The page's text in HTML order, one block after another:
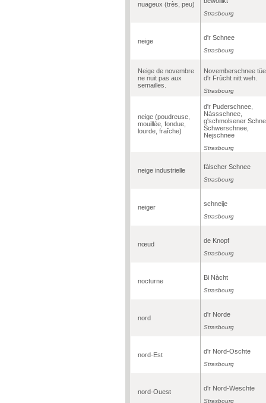
nuageux (très, peu)
Strasbourg
neige d'r Schnee
Strasbourg
Neige de novembre
ne nuit pas aux
semailles.
Novemberschnee
d'r Frùcht nitt weh.
Strasbourg
neige (poudreuse,
mouillée, fondue,
lourde, fraîche)
d'r Puderschnee,
Nàssschnee,
g'schmolsener
Schwerschnee,
Nejschnee
Strasbourg
neige industrielle fàlscher Schnee
Strasbourg
neiger schneije
Strasbourg
nœud de Knopf
Strasbourg
nocturne Bi Nàcht
Strasbourg
nord d'r Norde
Strasbourg
nord-Est d'r Nord-Oschte
Strasbourg
nord-Ouest d'r Nord-Weschte
Strasbourg